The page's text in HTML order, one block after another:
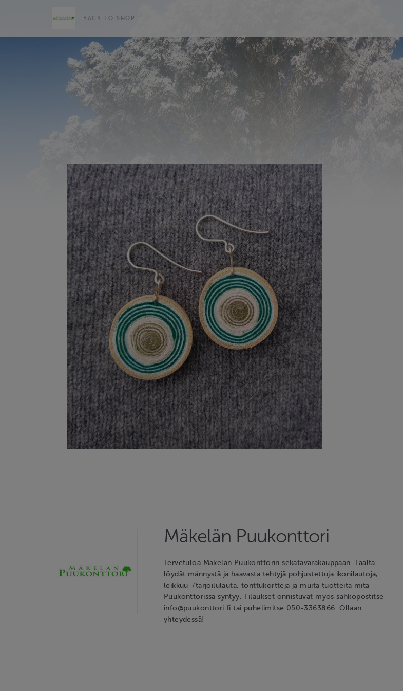
BACK TO SHOP
Mäkelän Puukonttori
Tervetuloa Mäkelän Puukonttorin sekatavarakauppaan. Täältä
löydät männystä ja haavasta tehtyjä pohjustettuja ikonilautoja,
leikkuu-/tarjoilulauta, tonttukortteja ja muita tuotteita mitä
Puukonttorissa syntyy. Tilaukset onnistuvat myös sähköpostitse
info@puukonttori.fi tai puhelimitse 050-3363866. Ollaan
yhteydessä!